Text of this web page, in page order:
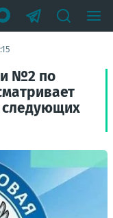
№2 по
следующих